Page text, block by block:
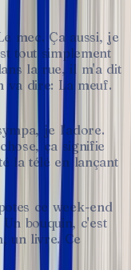
mec. Ça aussi, je
tout simplement
la rue, il m'a dit
va dire: La meuf.
je l'adore.
chose, ça signifie
la télé en lançant
ce week-end
Un bouquin, c'est
un livre. Ce